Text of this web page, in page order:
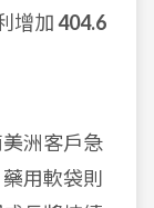
增加404.6
美洲客戶急
用軟袋則